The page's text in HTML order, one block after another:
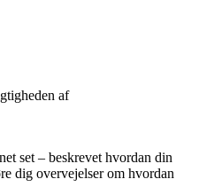
af
set – beskrevet hvordan din
dig overvejelser om hvordan